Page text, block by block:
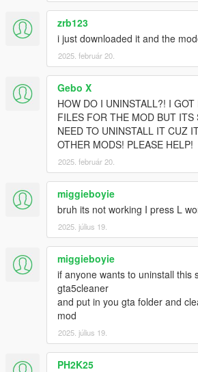
zrb123
i just downloaded it and the
2025. február 20.
Gebo X
HOW DO I UNINSTALL?! I
FILES FOR THE MOD BUT ITS
NEED TO UNINSTALL IT CUZ
OTHER MODS! PLEASE HELP!
2025. február 20.
miggieboyie
bruh its not working I press L
2025. július 19.
miggieboyie
if anyone wants to uninstall this
gta5cleaner
and put in you gta folder and
mod
2025. július 19.
PH2K25